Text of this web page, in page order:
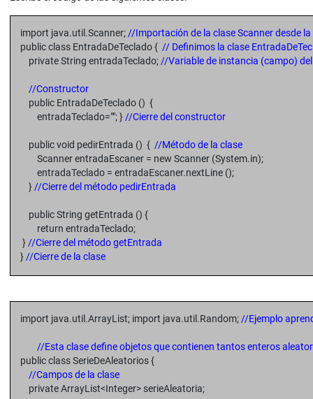
import java.util.Scanner; //Importación de la clase Scanner desde
public class EntradaDeTeclado { // Definimos la clase
private String entradaTeclado; //Variable de instancia (campo)
//Constructor
public EntradaDeTeclado () {
entradaTeclado=""; } //Cierre del constructor
public void pedirEntrada () { //Método de la clase
Scanner entradaEscaner = new Scanner (System.in);
entradaTeclado = entradaEscaner.nextLine ();
} //Cierre del método pedirEntrada
public String getEntrada () {
return entradaTeclado;
} //Cierre del método getEntrada
} //Cierre de la clase
import java.util.ArrayList; import java.util.Random; //Ejemplo
//Esta clase define objetos que contienen tantos enteros
public class SerieDeAleatorios {
//Campos de la clase
private ArrayList<Integer> serieAleatoria;